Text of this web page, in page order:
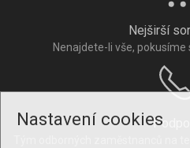
Nastavení cookies
Nejširší
Nenajdete-li vše, pokusíme